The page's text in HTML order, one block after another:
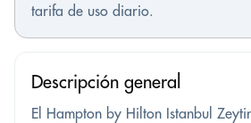
tarifa de uso diario.
Descripción general
El Hampton by Hilton Istanbul